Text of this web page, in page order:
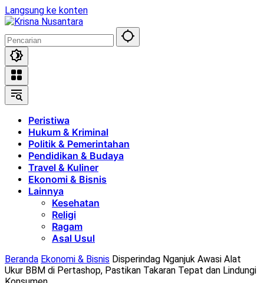
Langsung ke konten
Peristiwa
Hukum & Kriminal
Politik & Pemerintahan
Pendidikan & Budaya
Travel & Kuliner
Ekonomi & Bisnis
Lainnya
Kesehatan
Religi
Ragam
Asal Usul
Beranda Ekonomi & Bisnis Disperindag Nganjuk Awasi Alat
Ukur BBM di Pertashop, Pastikan Takaran Tepat dan Lindungi